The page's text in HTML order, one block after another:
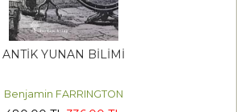
ANTİK YUNAN BİLİMİ
Benjamin FARRINGTON